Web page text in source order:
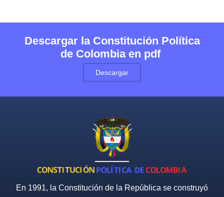
Descargar la Constitución Política
de Colombia en pdf
Descargar
En 1991, la Constitución de la República se construyó